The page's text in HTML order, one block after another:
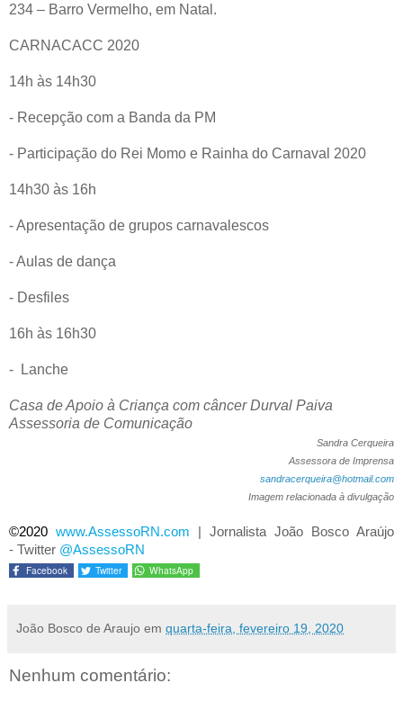
234 – Barro Vermelho, em Natal.
CARNACACC 2020
14h às 14h30
- Recepção com a Banda da PM
- Participação do Rei Momo e Rainha do Carnaval 2020
14h30 às 16h
- Apresentação de grupos carnavalescos
- Aulas de dança
- Desfiles
16h às 16h30
- Lanche
Casa de Apoio à Criança com câncer Durval Paiva
Assessoria de Comunicação
Sandra Cerqueira
Assessora de Imprensa
sandracerqueira@hotmail.com
Imagem relacionada à divulgação
©2020 www.AssessoRN.com
Jornalista João Bosco Araújo
- Twitter @AssessoRN
Facebook Twitter WhatsApp
João Bosco de Araujo em quarta-feira, fevereiro 19, 2020
Nenhum comentário: